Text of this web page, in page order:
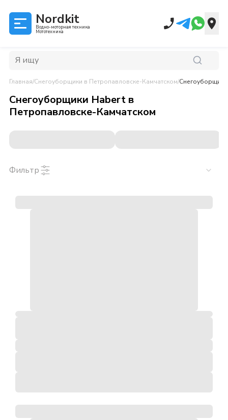
Nordkit
Водно-моторная техника
Мототехника
Главная/Снегоуборщики в Петропавловске-Камчатском/
Снегоуборщики Habert в
Петропавловске-Камчатском
Фильтр